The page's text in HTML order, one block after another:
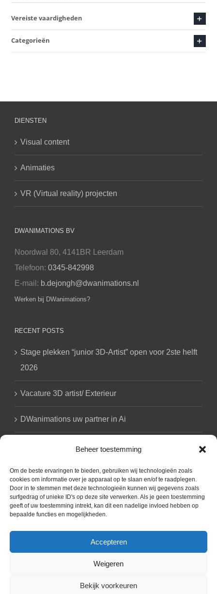
Beheer toestemming
Om de beste ervaringen te bieden, gebruiken wij technologieën zoals
cookies om informatie over je apparaat op te slaan en/of te raadplegen.
Door in te stemmen met deze technologieën kunnen wij gegevens zoals
surfgedrag of unieke ID's op deze site verwerken. Als je geen toestemming
geeft of uw toestemming intrekt, kan dit een nadelige invloed hebben op
bepaalde functies en mogelijkheden.
Accepteren
Weigeren
Bekijk voorkeuren
Vereiste vaardigheden
Categorieën
DIENSTEN
Visual content
Animaties
VR (Virtual reality) projecten
DWANIMATIONS BV
Noordwal 80, 4141BR Leerdam
Telefoon: 0345-842998
E-mail: b.dejongh@dwanimations.nl
Werken bij DWanimations?
RECENT POSTS
Stage plekken “junior 3D-Artist” open voor 2ste helft
2026
Vacature 3D artist/ Exterieur
DWanimations uw partner in Ai
by our clients l Contact: b.dejongh@dwanimations.nl | Noordwal 80